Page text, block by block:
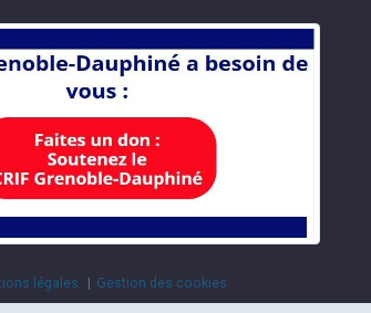
légales Gestion des cookies